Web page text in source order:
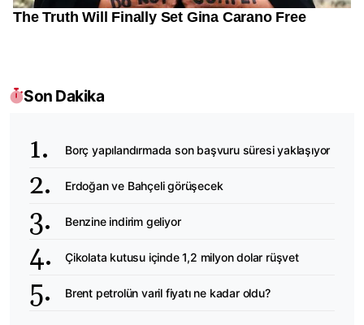
Son Dakika
Borç yapılandırmada son başvuru süresi yaklaşıyor
Erdoğan ve Bahçeli görüşecek
Benzine indirim geliyor
Çikolata kutusu içinde 1,2 milyon dolar rüşvet
Brent petrolün varil fiyatı ne kadar oldu?